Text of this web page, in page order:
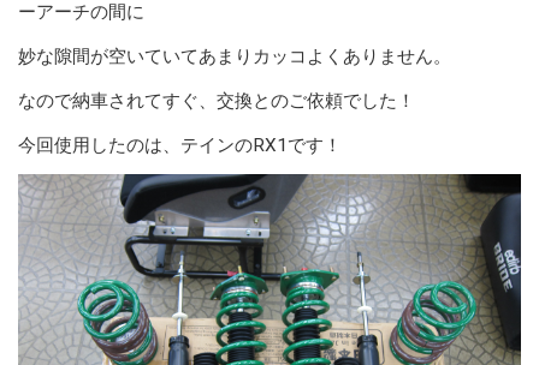
ーアーチの間に
妙な隙間が空いていてあまりカッコよくありません。
なので納車されてすぐ、交換とのご依頼でした！
今回使用したのは、テインのRX1です！